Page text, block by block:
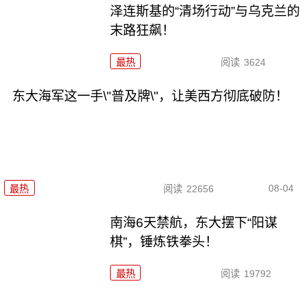
泽连斯基的“清场行动”与乌克兰的
末路狂飙！
最热 阅读 3624
东大海军这一手\"普及牌\"，让美西方彻底破防！
最热 阅读 22656 08-04
南海6天禁航，东大摆下“阳谋
棋”，锤炼铁拳头！
最热 阅读 19792